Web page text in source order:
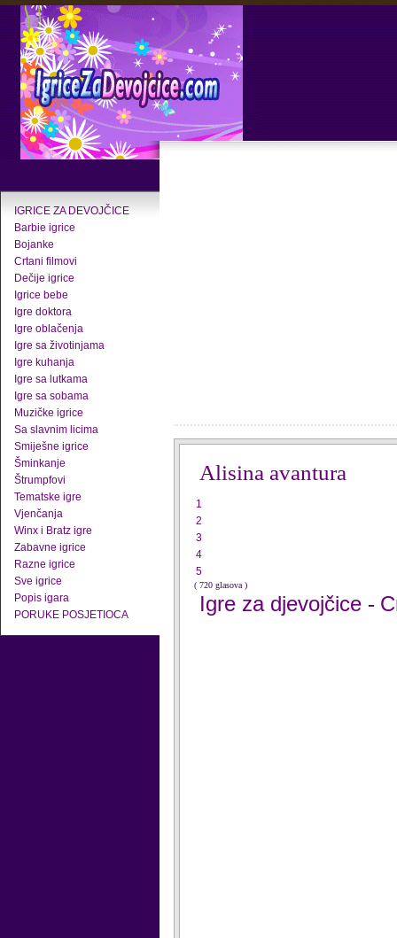
IGRICE ZA DEVOJČICE
Barbie igrice
Bojanke
Crtani filmovi
Dečije igrice
Igrice bebe
Igre doktora
Igre oblačenja
Igre sa životinjama
Igre kuhanja
Igre sa lutkama
Igre sa sobama
Muzičke igrice
Sa slavnim licima
Smiješne igrice
Šminkanje
Štrumpfovi
Tematske igre
Vjenčanja
Winx i Bratz igre
Zabavne igrice
Razne igrice
Sve igrice
Popis igara
PORUKE POSJETIOCA
Alisina avantura
1
2
3
4
5
( 720 glasova )
Igre za djevojčice -